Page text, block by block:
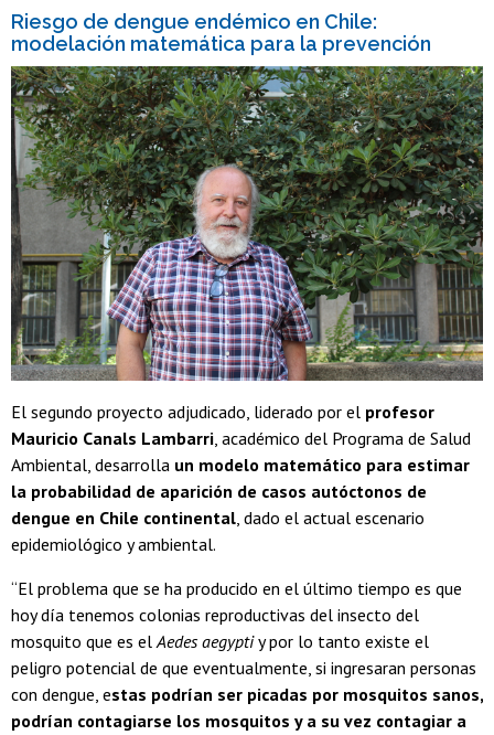
Riesgo de dengue endémico en Chile:
modelación matemática para la prevención
El segundo proyecto adjudicado, liderado por el profesor
Mauricio Canals Lambarri, académico del Programa de Salud
Ambiental, desarrolla un modelo matemático para estimar
la probabilidad de aparición de casos autóctonos de
dengue en Chile continental, dado el actual escenario
epidemiológico y ambiental.
“El problema que se ha producido en el último tiempo es que
hoy día tenemos colonias reproductivas del insecto del
mosquito que es elAedes aegyptiy por lo tanto existe el
peligro potencial de que eventualmente, si ingresaran personas
con dengue, estas podrían ser picadas por mosquitos sanos,
podrían contagiarse los mosquitos y a su vez contagiar a